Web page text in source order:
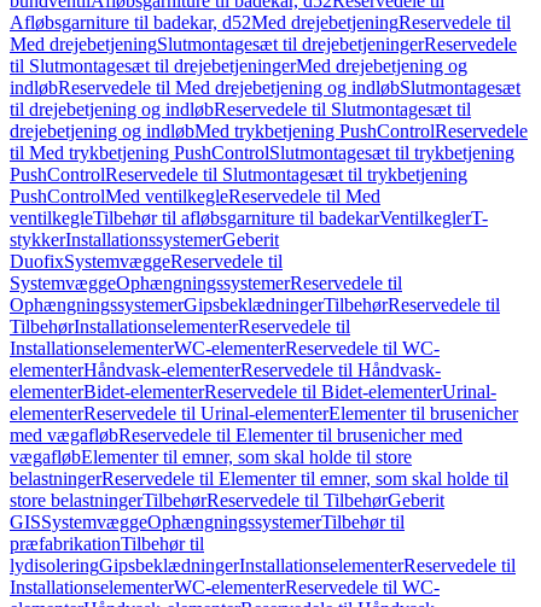
Afløbsgarniture til badekar, d52Med drejebetjeningReservedele til
Med drejebetjeningSlutmontagesæt til drejebetjeningerReservedele
til Slutmontagesæt til drejebetjeningerMed drejebetjening og
indløbReservedele til Med drejebetjening og indløbSlutmontagesæt
til drejebetjening og indløbReservedele til Slutmontagesæt til
drejebetjening og indløbMed trykbetjening PushControlReservedele
til Med trykbetjening PushControlSlutmontagesæt til trykbetjening
PushControlReservedele til Slutmontagesæt til trykbetjening
PushControlMed ventilkegleReservedele til Med
ventilkegleTilbehør til afløbsgarniture til badekarVentilkeglerT-
stykkerInstallationssystemerGeberit
DuofixSystemvæggeReservedele til
SystemvæggeOphængningssystemerReservedele til
OphængningssystemerGipsbeklædningerTilbehørReservedele til
TilbehørInstallationselementerReservedele til
InstallationselementerWC-elementerReservedele til WC-
elementerHåndvask-elementerReservedele til Håndvask-
elementerBidet-elementerReservedele til Bidet-elementerUrinal-
elementerReservedele til Urinal-elementerElementer til brusenicher
med vægafløbReservedele til Elementer til brusenicher med
vægafløbElementer til emner, som skal holde til store
belastningerReservedele til Elementer til emner, som skal holde til
store belastningerTilbehørReservedele til TilbehørGeberit
GISSystemvæggeOphængningssystemerTilbehør til
præfabrikationTilbehør til
lydisoleringGipsbeklædningerInstallationselementerReservedele til
InstallationselementerWC-elementerReservedele til WC-